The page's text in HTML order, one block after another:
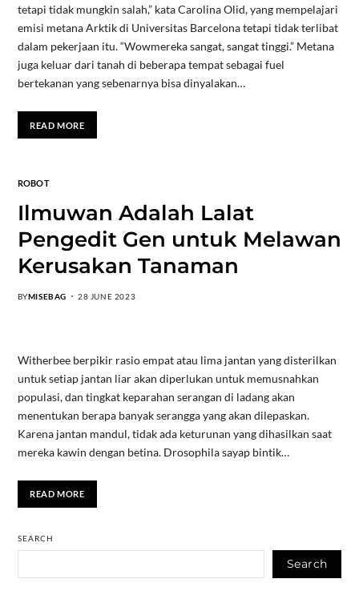
tetapi tidak mungkin salah,” kata Carolina Olid, yang mempelajari
emisi metana Arktik di Universitas Barcelona tetapi tidak terlibat
dalam pekerjaan itu. “Wowmereka sangat, sangat tinggi.” Metana
juga keluar dari tanah di beberapa tempat sebagai fuel
bertekanan yang sebenarnya bisa dinyalakan…
READ MORE
ROBOT
Ilmuwan Adalah Lalat
Pengedit Gen untuk Melawan
Kerusakan Tanaman
BYMISEBAG 28 JUNE 2023
Witherbee berpikir rasio empat atau lima jantan yang disterilkan
untuk setiap jantan liar akan diperlukan untuk memusnahkan
populasi, dan tingkat keparahan serangan di ladang akan
menentukan berapa banyak serangga yang akan dilepaskan.
Karena jantan mandul, tidak ada keturunan yang dihasilkan saat
mereka kawin dengan betina. Drosophila sayap bintik…
READ MORE
SEARCH
Search